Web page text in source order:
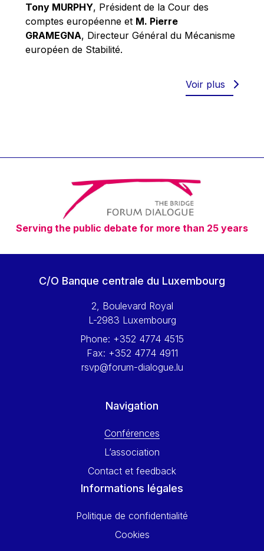
Richard Pelly
Robert Goebbels
Robert REYNDERS
Timothy Radcliffe
Vaclav Klaus
Vassilios Skouris
Vítor Manuel da Silva Caldeira
Viviane Reding
Walter Hagg
Wolfgang Ketterle
Yossi Beillin
Yves FRANCHET
Tony MURPHY, Président de la Cour des
comptes européenne et M. Pierre
GRAMEGNA, Directeur Général du Mécanisme
européen de Stabilité.
Voir plus
Serving the public debate for more than 25 years
C/O Banque centrale du Luxembourg
2, Boulevard Royal
L-2983 Luxembourg
Phone: +352 4774 4515
Fax: +352 4774 4911
rsvp@forum-dialogue.lu
Navigation
Conférences
L’association
Contact et feedback
Informations légales
Politique de confidentialité
Cookies